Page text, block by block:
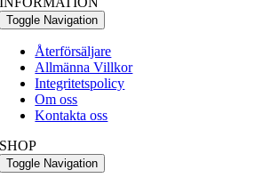
Toggle Navigation
Återförsäljare
Allmänna Villkor
Integritetspolicy
Om oss
Kontakta oss
SHOP
Toggle Navigation